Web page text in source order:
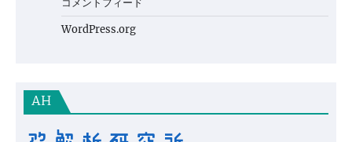
コメントフィード
WordPress.org
AH